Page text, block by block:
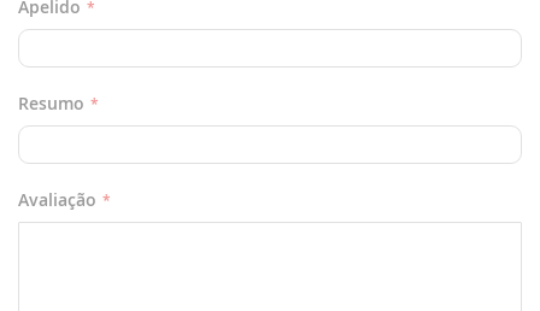
Apelido
Resumo
Avaliação